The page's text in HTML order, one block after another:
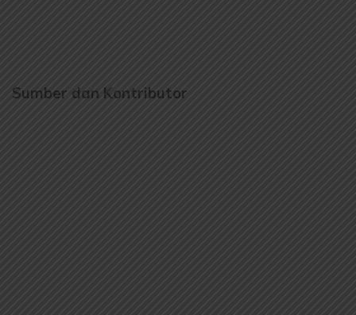
Sumber dan Kontributor